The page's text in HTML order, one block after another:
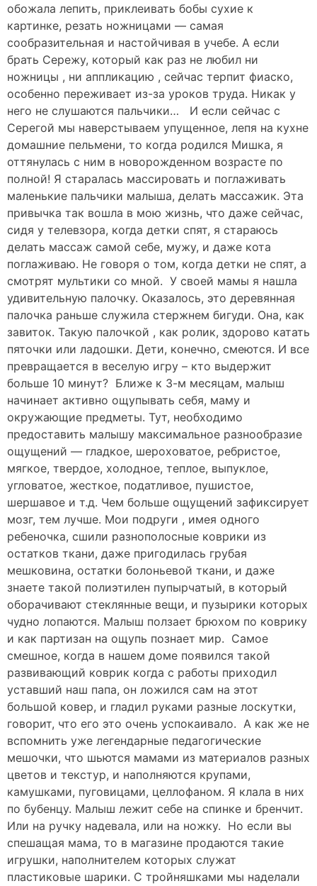
обожала лепить, приклеивать бобы сухие к
картинке, резать ножницами — самая
сообразительная и настойчивая в учебе. А если
брать Сережу, который как раз не любил ни
ножницы , ни аппликацию , сейчас терпит фиаско,
особенно переживает из-за уроков труда. Никак у
него не слушаются пальчики… И если сейчас с
Серегой мы наверстываем упущенное, лепя на кухне
домашние пельмени, то когда родился Мишка, я
оттянулась с ним в новорожденном возрасте по
полной! Я старалась массировать и поглаживать
маленькие пальчики малыша, делать массажик. Эта
привычка так вошла в мою жизнь, что даже сейчас,
сидя у телевзора, когда детки спят, я стараюсь
делать массаж самой себе, мужу, и даже кота
поглаживаю. Не говоря о том, когда детки не спят, а
смотрят мультики со мной. У своей мамы я нашла
удивительную палочку. Оказалось, это деревянная
палочка раньше служила стержнем бигуди. Она, как
завиток. Такую палочкой , как ролик, здорово катать
пяточки или ладошки. Дети, конечно, смеются. И все
превращается в веселую игру – кто выдержит
больше 10 минут? Ближе к 3-м месяцам, малыш
начинает активно ощупывать себя, маму и
окружающие предметы. Тут, необходимо
предоставить малышу максимальное разнообразие
ощущений — гладкое, шероховатое, ребристое,
мягкое, твердое, холодное, теплое, выпуклое,
угловатое, жесткое, податливое, пушистое,
шершавое и т.д. Чем больше ощущений зафиксирует
мозг, тем лучше. Мои подруги , имея одного
ребеночка, сшили разнополосные коврики из
остатков ткани, даже пригодилась грубая
мешковина, остатки болоньевой ткани, и даже
знаете такой полиэтилен пупырчатый, в который
оборачивают стеклянные вещи, и пузырики которых
чудно лопаются. Малыш ползает брюхом по коврику
и как партизан на ощупь познает мир. Самое
смешное, когда в нашем доме появился такой
развивающий коврик когда с работы приходил
уставший наш папа, он ложился сам на этот
большой ковер, и гладил руками разные лоскутки,
говорит, что его это очень успокаивало. А как же не
вспомнить уже легендарные педагогические
мешочки, что шьются мамами из материалов разных
цветов и текстур, и наполняются крупами,
камушками, пуговицами, целлофаном. Я клала в них
по бубенцу. Малыш лежит себе на спинке и бренчит.
Или на ручку надевала, или на ножку. Но если вы
спешащая мама, то в магазине продаются такие
игрушки, наполнителем которых служат
пластиковые шарики. С тройняшками мы наделали